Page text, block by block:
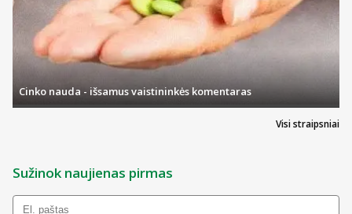
Visi straipsniai
Cinko nauda - išsamus vaistininkės komentaras
Sužinok naujienas pirmas